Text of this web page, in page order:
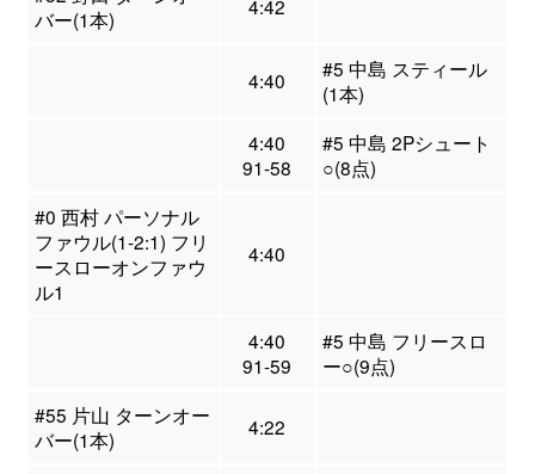
バー(1本)
4:42
4:40
#5 中島 スティール
(1本)
4:40
91-58
#5 中島 2Pシュート
○(8点)
#0 西村 パーソナル
ファウル(1-2:1) フリ
ースローオンファウ
ル1
4:40
4:40
91-59
#5 中島 フリースロ
ー○(9点)
#55 片山 ターンオー
バー(1本)
4:22